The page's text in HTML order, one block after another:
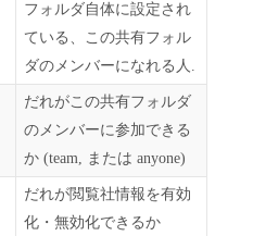
フォルダ自体に設定され
ている、この共有フォル
ダのメンバーになれる人.
だれがこの共有フォルダ
のメンバーに参加できる
か (team, または anyone)
だれが閲覧社情報を有効
化・無効化できるか